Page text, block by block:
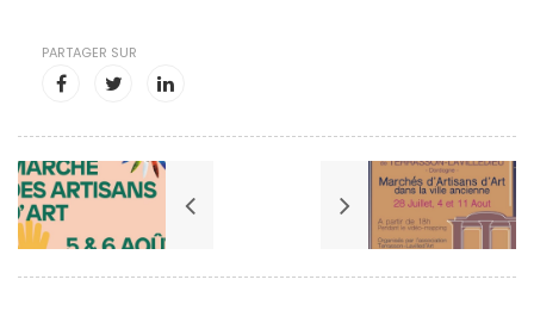
PARTAGER SUR